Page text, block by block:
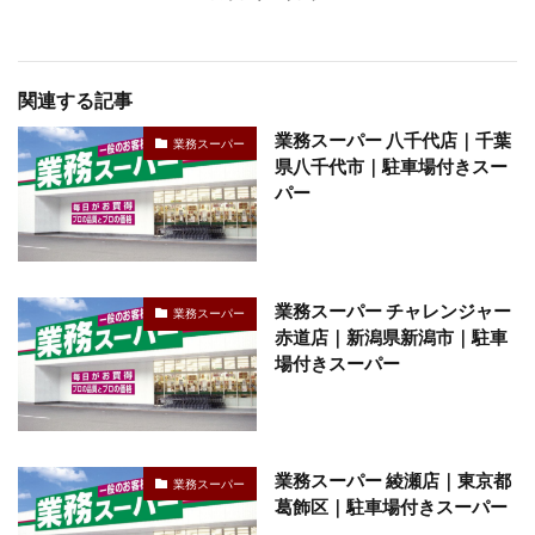
関連する記事
業務スーパー
業務スーパー 八千代店｜千葉
県八千代市｜駐車場付きスー
パー
業務スーパー
業務スーパー チャレンジャー
赤道店｜新潟県新潟市｜駐車
場付きスーパー
業務スーパー
業務スーパー 綾瀬店｜東京都
葛飾区｜駐車場付きスーパー